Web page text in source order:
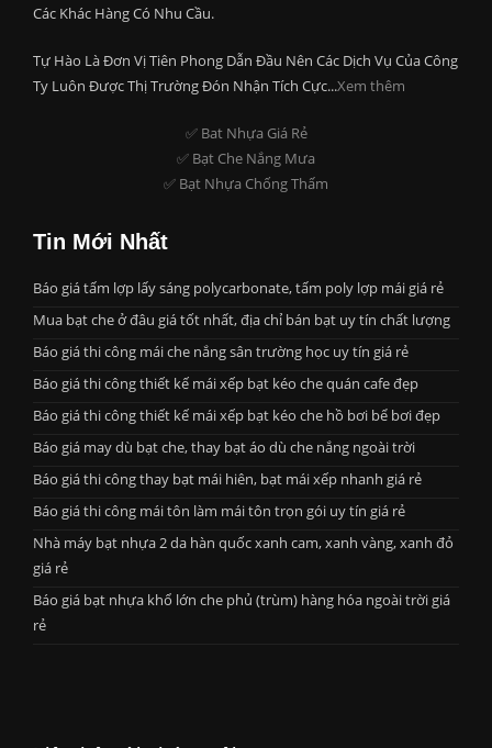
Các Khác Hàng Có Nhu Cầu.
Tự Hào Là Đơn Vị Tiên Phong Dẫn Đầu Nên Các Dịch Vụ Của Công
Ty Luôn Được Thị Trường Đón Nhận Tích Cực...Xem thêm
✅ Bat Nhựa Giá Rẻ
✅ Bạt Che Nắng Mưa
✅ Bạt Nhựa Chống Thấm
Tin Mới Nhất
Báo giá tấm lợp lấy sáng polycarbonate, tấm poly lợp mái giá rẻ
Mua bạt che ở đâu giá tốt nhất, địa chỉ bán bạt uy tín chất lượng
Báo giá thi công mái che nắng sân trường học uy tín giá rẻ
Báo giá thi công thiết kế mái xếp bạt kéo che quán cafe đẹp
Báo giá thi công thiết kế mái xếp bạt kéo che hồ bơi bể bơi đẹp
Báo giá may dù bạt che, thay bạt áo dù che nắng ngoài trời
Báo giá thi công thay bạt mái hiên, bạt mái xếp nhanh giá rẻ
Báo giá thi công mái tôn làm mái tôn trọn gói uy tín giá rẻ
Nhà máy bạt nhựa 2 da hàn quốc xanh cam, xanh vàng, xanh đỏ
giá rẻ
Báo giá bạt nhựa khổ lớn che phủ (trùm) hàng hóa ngoài trời giá
rẻ